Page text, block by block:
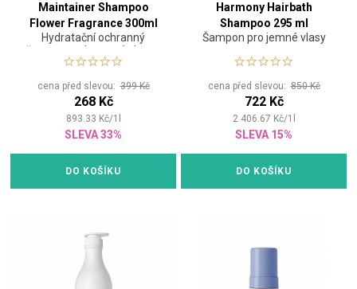
Maintainer Shampoo
Flower Fragrance 300ml
Hydratační ochranný
šampon na barvené vlasy s
vůní květin
cena před slevou:399 Kč
268 Kč
893.33 Kč/1
SLEVA 33%
DO KOŠÍKU
Harmony Hairbath
Shampoo 295 ml
Šampon pro jemné vlasy
cena před slevou:850 Kč
722 Kč
2 406.67 Kč/1
SLEVA 15%
DO KOŠÍKU